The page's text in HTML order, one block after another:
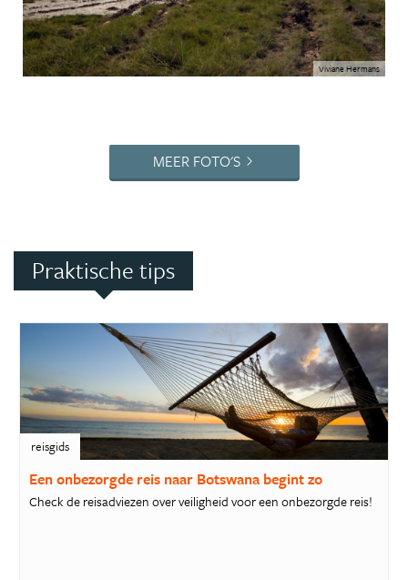
Viviane Hermans
MEER FOTO'S
Praktische tips
reisgids
Een onbezorgde reis naar Botswana begint zo
Check de reisadviezen over veiligheid voor een onbezorgde reis!